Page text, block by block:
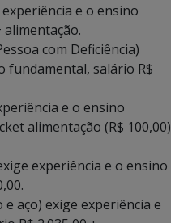
e o ensino
alimentação.
com Deficiência)
fundamental, salário R$
e o ensino
alimentação (R$ 100,00)
experiência e o ensino
aço) exige experiência e